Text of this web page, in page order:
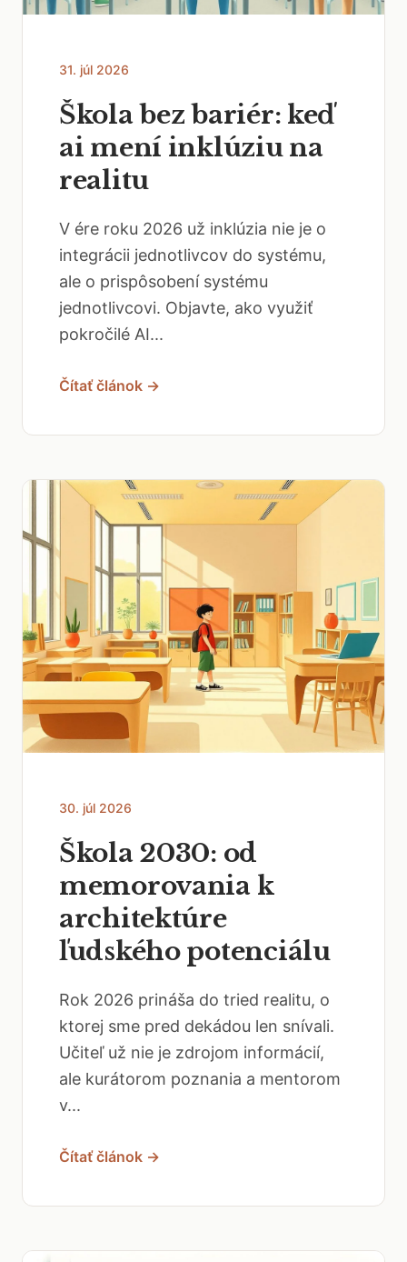
31. júl 2026
Škola bez bariér: keď
ai mení inklúziu na
realitu
V ére roku 2026 už inklúzia nie je o
integrácii jednotlivcov do systému,
ale o prispôsobení systému
jednotlivcovi. Objavte, ako využiť
pokročilé AI...
Čítať článok →
30. júl 2026
Škola 2030: od
memorovania k
architektúre
ľudského potenciálu
Rok 2026 prináša do tried realitu, o
ktorej sme pred dekádou len snívali.
Učiteľ už nie je zdrojom informácií,
ale kurátorom poznania a mentorom
v...
Čítať článok →